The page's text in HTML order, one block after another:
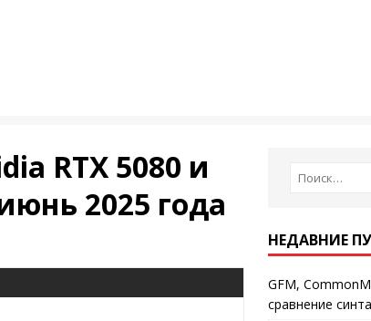
RTX 5080 и
2025 года
НЕДАВНИЕ
GFM,
сравнение